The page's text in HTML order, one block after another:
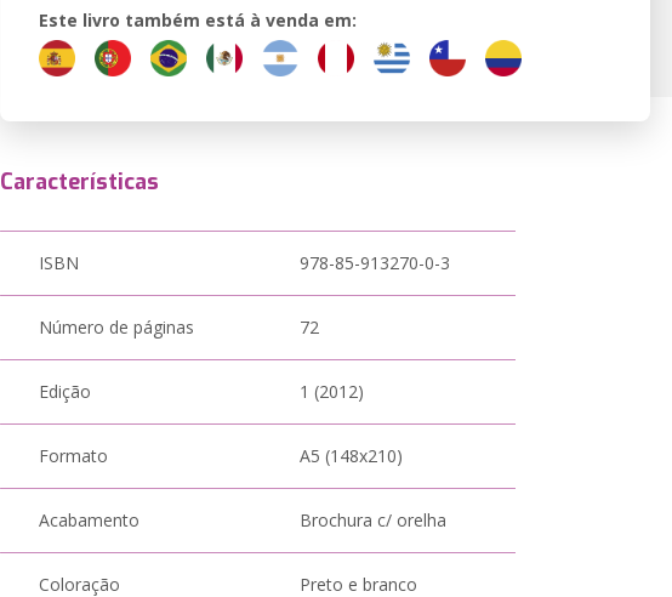
Este livro também está à venda em:
Características
ISBN 978-85-913270-0-3
Número de páginas 72
Edição 1 (2012)
Formato A5 (148x210)
Acabamento Brochura c/ orelha
Coloração Preto e branco